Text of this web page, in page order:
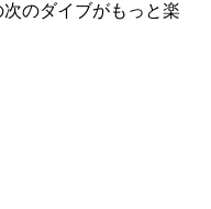
のダイブがもっと楽